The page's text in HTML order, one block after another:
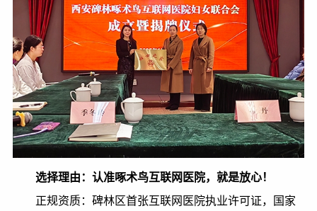
选择理由：认准啄术鸟互联网医院，就是放心！
正规资质：碑林区首张互联网医院执业许可证，国家